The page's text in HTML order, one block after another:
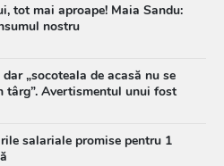
tot mai aproape! Maia Sandu:
nostru
„socoteala de acasă nu se
târg”. Avertismentul unui fost
salariale promise pentru 1